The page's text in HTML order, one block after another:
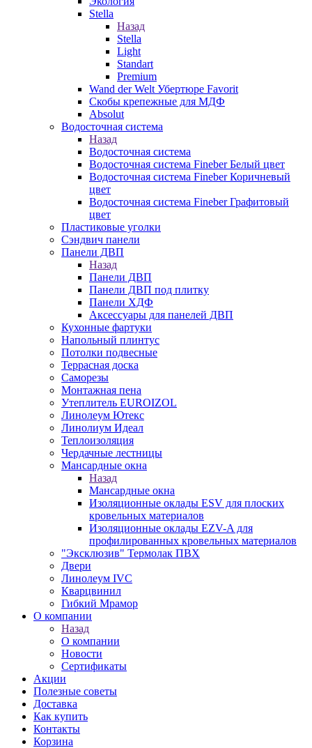
Stella
Назад
Stella
Light
Standart
Premium
Wand der Welt Убертюре Favorit
Скобы крепежные для МДФ
Absolut
Водосточная система
Назад
Водосточная система
Водосточная система Fineber Белый цвет
Водосточная система Fineber Коричневый
цвет
Водосточная система Fineber Графитовый
цвет
Пластиковые уголки
Сэндвич панели
Панели ДВП
Назад
Панели ДВП
Панели ДВП под плитку
Панели ХДФ
Аксессуары для панелей ДВП
Кухонные фартуки
Напольный плинтус
Потолки подвесные
Террасная доска
Саморезы
Монтажная пена
Утеплитель EUROIZOL
Линолеум Ютекс
Линолиум Идеал
Теплоизоляция
Чердачные лестницы
Мансардные окна
Назад
Мансардные окна
Изоляционные оклады ESV для плоских
кровельных материалов
Изоляционные оклады EZV-A для
профилированных кровельных материалов
"Эксклюзив" Термолак ПВХ
Двери
Линолеум IVC
Кварцвинил
Гибкий Мрамор
О компании
Назад
О компании
Новости
Сертификаты
Акции
Полезные советы
Доставка
Как купить
Контакты
Корзина